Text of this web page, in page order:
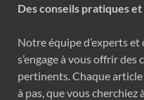
Des conseils pratiques
Notre équipe d’experts
s’engage à vous offrir
pertinents. Chaque
à pas, que vous